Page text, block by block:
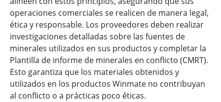
operaciones comerciales se realicen de manera legal,
ética y responsable. Los proveedores deben realizar
investigaciones detalladas sobre las fuentes de
minerales utilizados en sus productos y completar la
Plantilla de informe de minerales en conflicto (CMRT).
Esto garantiza que los materiales obtenidos y
utilizados en los productos Winmate no contribuyan
al conflicto o a prácticas poco éticas.